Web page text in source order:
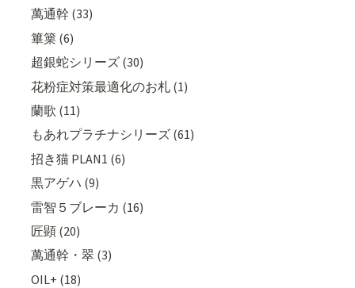
萬通幹 (33)
篳篥 (6)
超銀蛇シリーズ (30)
花粉症対策最適化のお札 (1)
蘭歌 (11)
もあれプラチナシリーズ (61)
招き猫 PLAN1 (6)
黒アゲハ (9)
雷智５ブレーカ (16)
匠顕 (20)
萬通幹・翠 (3)
OIL+ (18)